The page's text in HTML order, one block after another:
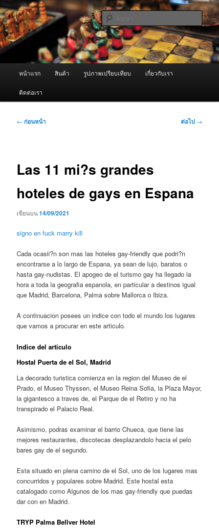
ข้าม
ไป
ยัง
เนื้อหา
หลัก ผู้นำเข้าเครื่องพ่นหมอกควัน Best
Fogger / Fogger One และ อะไหล่
จำหน่ายเครื่องพ่นหมอกควัน คุณภาพดี บริการด้วยความจริงใจ
ค้นหา
หน้าแรก สินค้า รูปภาพเปรียบเทียบ เกี่ยวกับเรา
ติดต่อเรา
เมนู
← ก่อนหน้า ต่อไป →
Las 11 mi?s grandes
hoteles de gays en Espana
เขียนบน14/09/2021
signo en fuck marry kill
Cada ocasii?n son mas las hoteles gay-friendly que podri?n
encontrarse a lo largo de Espana, ya sean de lujo, baratos o
hasta gay-nudistas. El apogeo de el turismo gay ha llegado la
hora a toda la geografia espanola, en particular a destinos igual
que Madrid, Barcelona, Palma sobre Mallorca o Ibiza.
A continuacion posees un indice con todo el mundo los lugares
que vamos a procurar en este articulo.
Indice del articulo
Hostal Puerta de el Sol, Madrid
La decorado turistica comienza en la region del Museo de el
Prado, el Museo Thyssen, el Museo Reina Sofia, la Plaza Mayor,
la gigantesco a traves de, el Parque de el Retiro y no ha
transpirado el Palacio Real.
Asimismo, podras examinar el barrio Chueca, que tiene las
mejores restaurantes, discotecas desplazandolo hacia el pelo
bares gay de el segundo.
Esta situado en plena camino de el Sol, uno de los lugares mas
concurridos y populares sobre Madrid. Este hostal esta
catalogado como Algunos de los mas gay-friendly que puedas
dar con en Madrid.
TRYP Palma Bellver Hotel